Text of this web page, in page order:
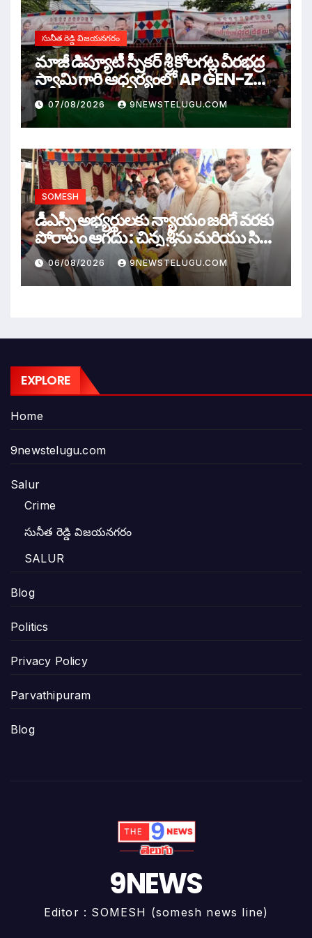
సునీత రెడ్డి విజయనగరం
మాజీ డిప్యూటీ స్పీకర్ శ్రీ కోలగట్ల వీరభద్ర
స్వామి గారి ఆధ్వర్యంలో AP GEN-Z
WAR
07/08/2026 9NEWSTELUGU.COM
SOMESH
డీఎస్సీ అభ్యర్థులకు న్యాయం జరిగే వరకు
పోరాటం ఆగదు : చిన్న శ్రీను మరియు సిరి
సహస్ర
06/08/2026 9NEWSTELUGU.COM
EXPLORE
Home
9newstelugu.com
Salur
Crime
సునీత రెడ్డి విజయనగరం
SALUR
Blog
Politics
Privacy Policy
Parvathipuram
Blog
9NEWS
Editor : SOMESH (somesh news line)